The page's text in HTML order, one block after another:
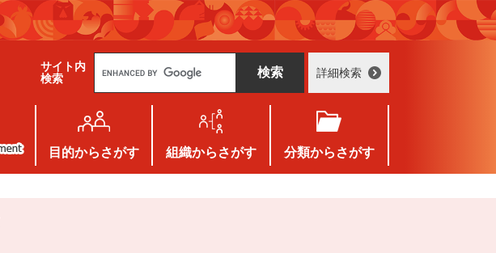
サイト内
検索
g
e
カ
タ
ム
検
詳細検索
目的からさがす 組織からさがす 分類からさがす